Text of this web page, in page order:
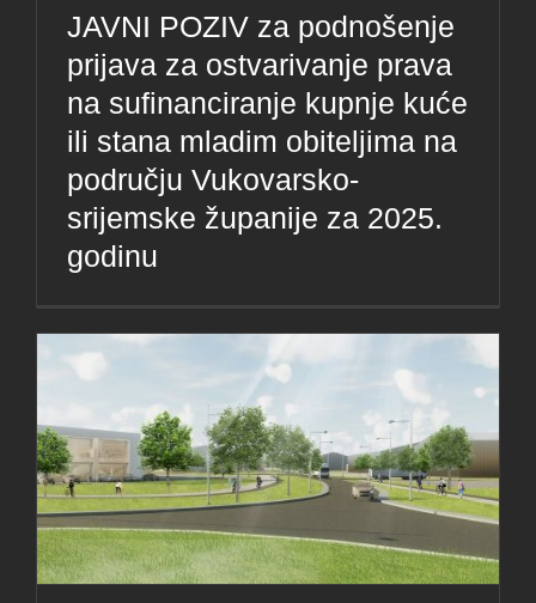
JAVNI POZIV za podnošenje
prijava za ostvarivanje prava
na sufinanciranje kupnje kuće
ili stana mladim obiteljima na
području Vukovarsko-
srijemske županije za 2025.
godinu